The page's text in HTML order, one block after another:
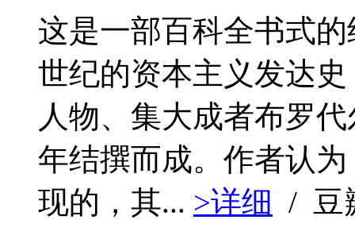
这是一部百科全书式
世纪的资本主义发达
人物、集大成者布罗
年结撰而成。作者认
现的，其... >详细 / 豆